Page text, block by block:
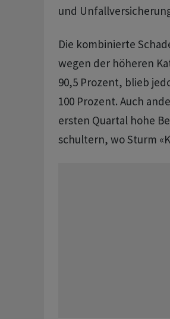
und
Die kombinierte
wegen der höheren
90,5 Prozent, blieb
100 Prozent. Auch
ersten Quartal hohe
schultern, wo Sturm